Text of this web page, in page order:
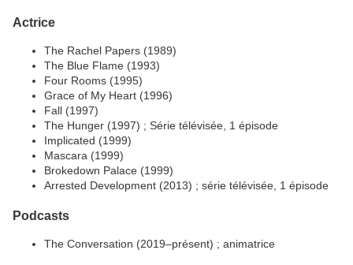
Actrice
The Rachel Papers (1989)
The Blue Flame (1993)
Four Rooms (1995)
Grace of My Heart (1996)
Fall (1997)
The Hunger (1997) ; Série télévisée, 1 épisode
Implicated (1999)
Mascara (1999)
Brokedown Palace (1999)
Arrested Development (2013) ; série télévisée, 1 épisode
Podcasts
The Conversation (2019–présent) ; animatrice